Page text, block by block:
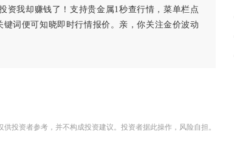
资我却赚钱了！支持贵金属1秒查行情，菜单栏点
键词便可知晓即时行情报价。亲，你关注金价波动
投资者参考，并不构成投资建议。投资者据此操作，风险自担。